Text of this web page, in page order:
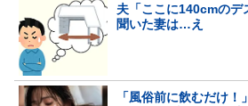
夫「ここに140cmのデ
聞いた妻は…え
「風俗前に飲むだけ！